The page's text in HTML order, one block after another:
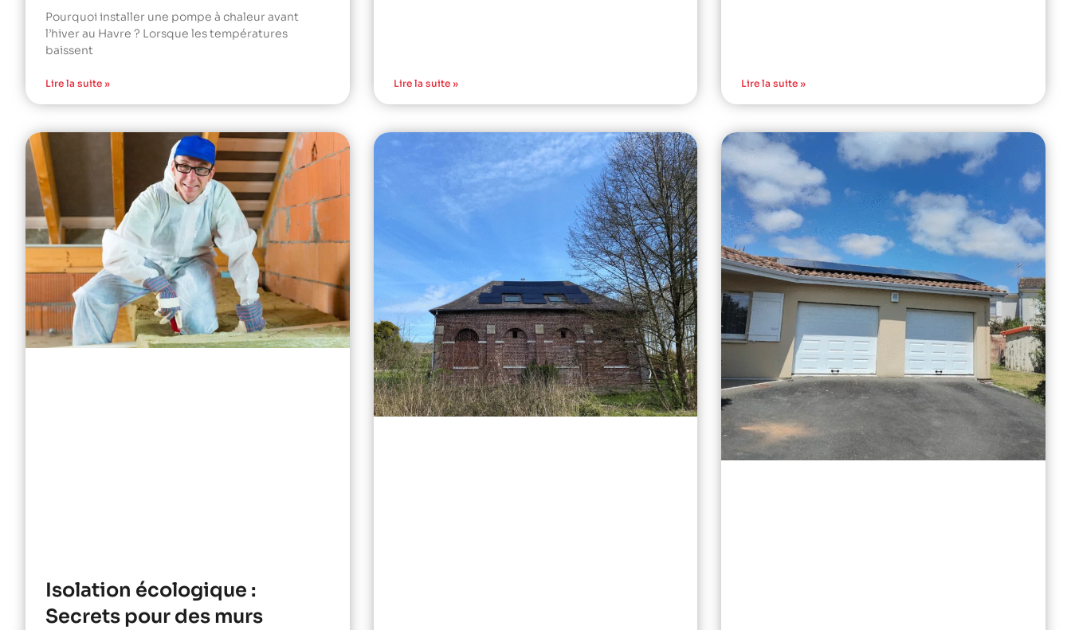
Pourquoi installer une pompe à chaleur avant
l’hiver au Havre ? Lorsque les températures
baissent
Lire la suite » Lire la suite » Lire la suite »
Isolation écologique :
Secrets pour des murs